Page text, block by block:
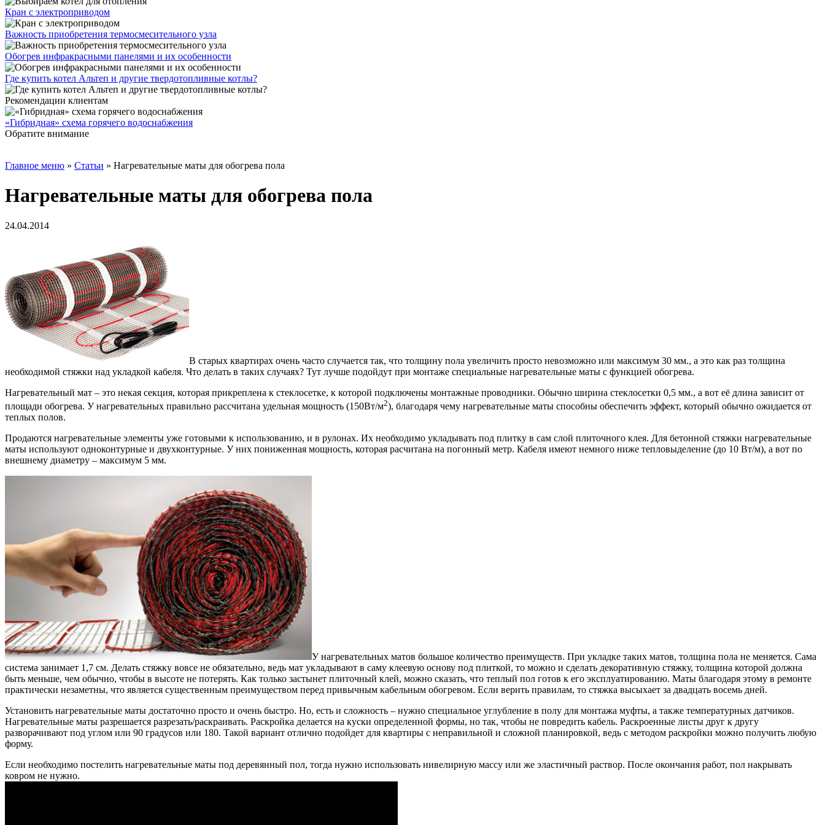
Кран с электроприводом
Важность приобретения термосмесительного узла
Обогрев инфракрасными панелями и их особенности
Где купить котел Альтеп и другие твердотопливные котлы?
Рекомендации клиентам
«Гибридная» схема горячего водоснабжения
Обратите внимание
Главное меню » Статьи » Нагревательные маты для обогрева пола
Нагревательные маты для обогрева пола
24.04.2014
В старых квартирах очень часто случается так, что толщину пола увеличить просто невозможно или максимум 30 мм., а это как раз толщина
необходимой стяжки над укладкой кабеля. Что делать в таких случаях? Тут лучше подойдут при монтаже специальные нагревательные маты с функцией обогрева.
Нагревательный мат – это некая секция, которая прикреплена к стеклосетке, к которой подключены монтажные проводники. Обычно ширина стеклосетки 0,5 мм., а вот её длина зависит от
площади обогрева. У нагревательных правильно рассчитана удельная мощность (150Вт/м2), благодаря чему нагревательные маты способны обеспечить эффект, который обычно ожидается от
теплых полов.
Продаются нагревательные элементы уже готовыми к использованию, и в рулонах. Их необходимо укладывать под плитку в сам слой плиточного клея. Для бетонной стяжки нагревательные
маты используют одноконтурные и двухконтурные. У них пониженная мощность, которая расчитана на погонный метр. Кабеля имеют немного ниже тепловыделение (до 10 Вт/м), а вот по
внешнему диаметру – максимум 5 мм.
У нагревательных матов большое количество преимуществ. При укладке таких матов, толщина пола не меняется. Сама
система занимает 1,7 см. Делать стяжку вовсе не обязательно, ведь мат укладывают в саму клеевую основу под плиткой, то можно и сделать декоративную стяжку, толщина которой должна
быть меньше, чем обычно, чтобы в высоте не потерять. Как только застынет плиточный клей, можно сказать, что теплый пол готов к его эксплуатированию. Маты благодаря этому в ремонте
практически незаметны, что является существенным преимуществом перед привычным кабельным обогревом. Если верить правилам, то стяжка высыхает за двадцать восемь дней.
Установить нагревательные маты достаточно просто и очень быстро. Но, есть и сложность – нужно специальное углубление в полу для монтажа муфты, а также температурных датчиков.
Нагревательные маты разрешается разрезать/раскраивать. Раскройка делается на куски определенной формы, но так, чтобы не повредить кабель. Раскроенные листы друг к другу
разворачивают под углом или 90 градусов или 180. Такой вариант отлично подойдет для квартиры с неправильной и сложной планировкой, ведь с методом раскройки можно получить любую
форму.
Если необходимо постелить нагревательные маты под деревянный пол, тогда нужно использовать нивелирную массу или же эластичный раствор. После окончания работ, пол накрывать
ковром не нужно.